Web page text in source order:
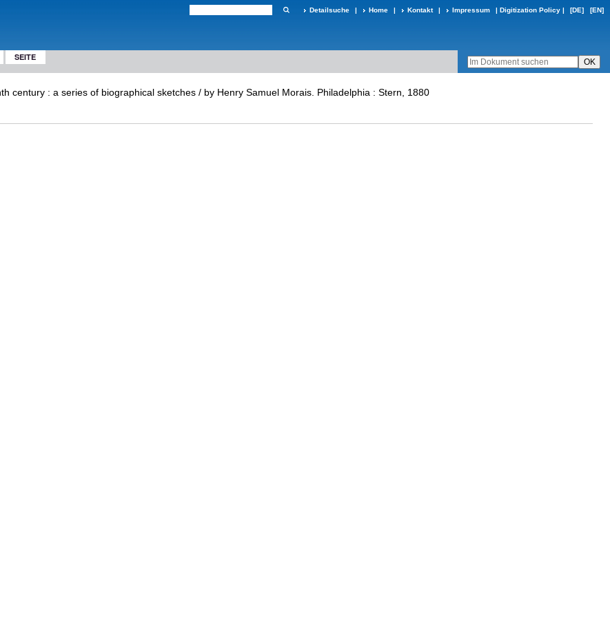
Detailsuche | Home | Kontakt | Impressum | Digitization Policy | [DE] [EN]
SEITE
century : a series of biographical sketches / by Henry Samuel Morais. Philadelphia : Stern, 1880